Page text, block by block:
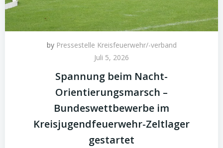
by Pressestelle Kreisfeuerwehr/-verband
Juli 5, 2026
Spannung beim Nacht-
Orientierungsmarsch –
Bundeswettbewerbe im
Kreisjugendfeuerwehr-Zeltlager
gestartet